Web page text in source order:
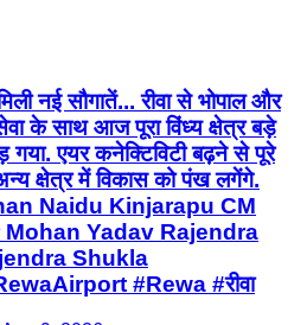
नई सौगातें... रीवा से भोपाल और
के साथ आज पूरा विंध्य क्षेत्र बड़े
गया. एयर कनेक्टिविटी बढ़ने से पूरे
क्षेत्र में विकास को पंख लगेंगे.
Naidu Kinjarapu CM
Yadav Rajendra
Shukla
#Rewa #रीवा